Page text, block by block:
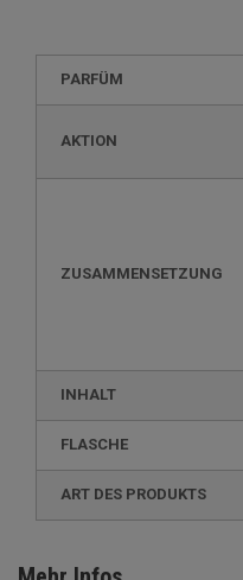
PARFÜM
AKTION
ZUSAMMENSETZUNG
INHALT
FLASCHE
ART DES PRODUKTS